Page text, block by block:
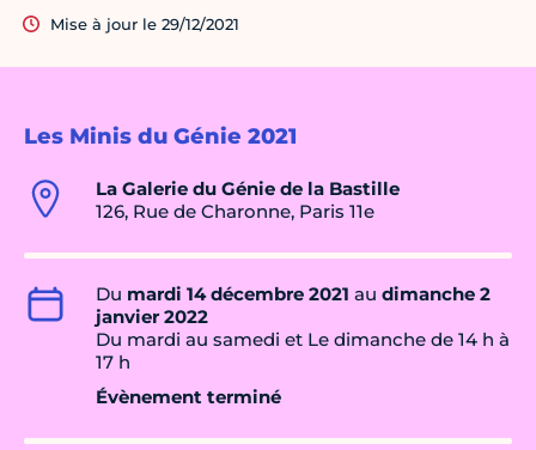
Les Minis du Génie 2021
La Galerie du Génie de la Bastille
126, Rue de Charonne, Paris 11e
Du mardi 14 décembre 2021 au dimanche 2
janvier 2022
Du mardi au samedi et Le dimanche de 14 h à
17 h
Évènement terminé
Mise à jour le 29/12/2021